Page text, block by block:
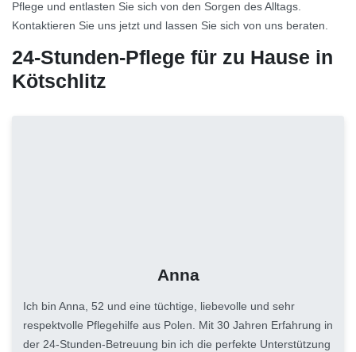
Pflege und entlasten Sie sich von den Sorgen des Alltags.
Kontaktieren Sie uns jetzt und lassen Sie sich von uns beraten.
24-Stunden-Pflege für zu Hause in
Kötschlitz
Anna
Ich bin Anna, 52 und eine tüchtige, liebevolle und sehr
respektvolle Pflegehilfe aus Polen. Mit 30 Jahren Erfahrung in
der 24-Stunden-Betreuung bin ich die perfekte Unterstützung